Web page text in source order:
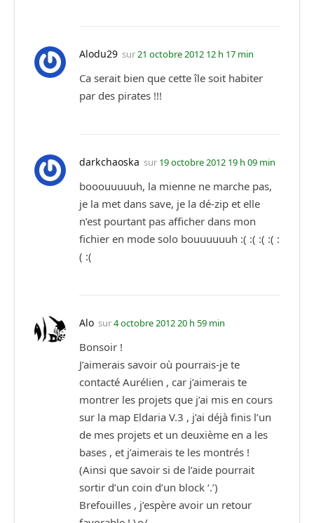
Alodu29 sur21 octobre 2012 12 h 17 min
Ca serait bien que cette île soit habiter
par des pirates !!!
darkchaoska sur 19 octobre 2012 19 h 09 min
booouuuuuh, la mienne ne marche pas,
je la met dans save, je la dé-zip et elle
n’est pourtant pas afficher dans mon
fichier en mode solo bouuuuuuh :( :( :( :( :
( :(
Alo sur4 octobre 2012 20 h 59 min
Bonsoir !
J’aimerais savoir où pourrais-je te
contacté Aurélien , car j’aimerais te
montrer les projets que j’ai mis en cours
sur la map Eldaria V.3 , j’ai déjà finis l’un
de mes projets et un deuxième en a les
bases , et j’aimerais te les montrés !
(Ainsi que savoir si de l’aide pourrait
sortir d’un coin d’un block ‘.’)
Brefouilles , j’espère avoir un retour